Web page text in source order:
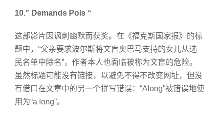
10.” Demands Pols “
这部影片因讽刺幽默而获奖。在《福克斯国家报》的标
题中，“父亲要求波尔斯将文盲奥巴马支持的女儿从选
民名单中除名”，作者本人也面临被称为文盲的危险。
虽然标题可能没有链接，以避免不得不改变网址，但没
有借口在文章中的另一个拼写错误：“Along”被错误地使
用为“a long”。